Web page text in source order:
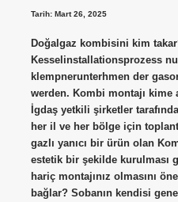
Tarih: Mart 26, 2025
Doğalgaz kombisini kim
Kesselinstallationsprozess
klempnerunterhmen der
werden. Kombi montajı
İgdaş yetkili şirketler
her il ve her bölge için
gazlı yanıcı bir ürün olan
estetik bir şekilde kurulması
hariç montajınız olmasını
bağlar? Sobanın kendisi